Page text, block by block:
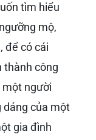
tìm hiểu
mộ,
để có cái
thành công
một người
dáng của một
gia đình